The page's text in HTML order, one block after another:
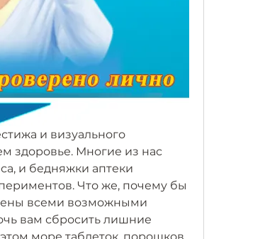
и визуального
здоровье. Многие из нас
и бедняжки аптеки
Что же, почему бы
всеми возможными
вам сбросить лишние